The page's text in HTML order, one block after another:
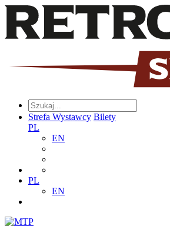
Strefa Wystawcy Bilety
PL
EN
PL
EN